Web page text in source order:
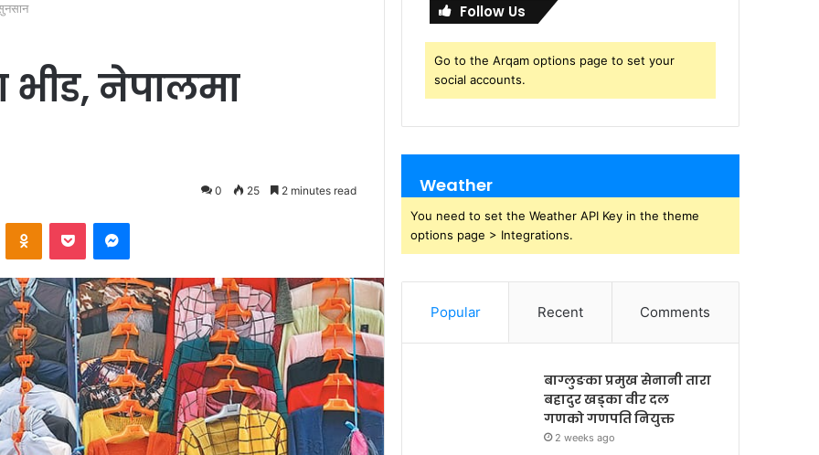
भीड, नेपालमा
0 25 2 minutes read
Follow Us
Go to the Arqam options page to set your
social accounts.
Weather
You need to set the Weather API Key in the theme
options page > Integrations.
Popular Recent Comments
बाग्लुङका प्रमुख सेनानी तारा
बहादुर खड्का वीर दल
गणको गणपति नियुक्त
2 weeks ago